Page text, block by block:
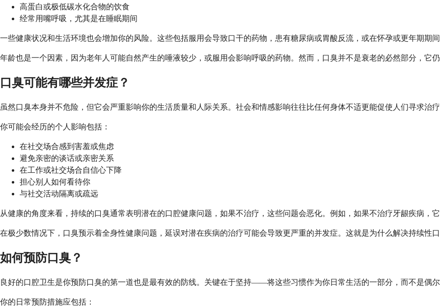
高蛋白或极低碳水化合物的饮食
经常用嘴呼吸，尤其是在睡眠期间
一些健康状况和生活环境也会增加你的风险。这些包括服用会导致口干的药物，患有糖尿病或胃酸反流，或在怀孕或更年期期间
年龄也是一个因素，因为老年人可能自然产生的唾液较少，或服用会影响呼吸的药物。然而，口臭并不是衰老的必然部分，它仍
口臭可能有哪些并发症？
虽然口臭本身并不危险，但它会严重影响你的生活质量和人际关系。社会和情感影响往往比任何身体不适更能促使人们寻求治疗
你可能会经历的个人影响包括：
在社交场合感到害羞或焦虑
避免亲密的谈话或亲密关系
在工作或社交场合自信心下降
担心别人如何看待你
与社交活动隔离或疏远
从健康的角度来看，持续的口臭通常表明潜在的口腔健康问题，如果不治疗，这些问题会恶化。例如，如果不治疗牙龈疾病，
在极少数情况下，口臭预示着全身性健康问题，延误对潜在疾病的治疗可能会导致更严重的并发症。这就是为什么解决持续性
如何预防口臭？
良好的口腔卫生是你预防口臭的第一道也是最有效的防线。关键在于坚持——将这些习惯作为你日常生活的一部分，而不是偶尔
你的日常预防措施应包括：